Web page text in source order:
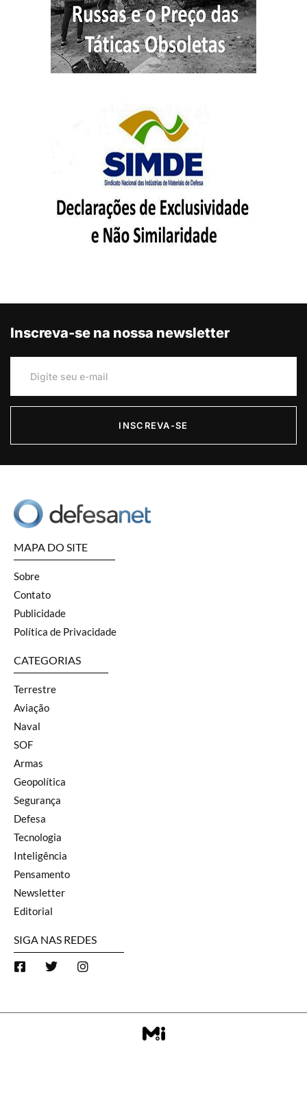
Inscreva-se na nossa newsletter
INSCREVA-SE
MAPA DO SITE
Sobre
Contato
Publicidade
Política de Privacidade
CATEGORIAS
Terrestre
Aviação
Naval
SOF
Armas
Geopolítica
Segurança
Defesa
Tecnologia
Inteligência
Pensamento
Newsletter
Editorial
SIGA NAS REDES